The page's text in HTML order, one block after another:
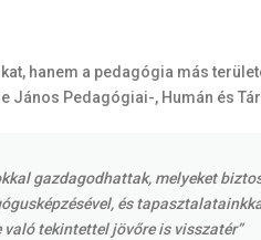
hanem a pedagógia más
János Pedagógiai-, Humán és
gazdagodhattak, melyeket
és
tekintettel jövőre is visszatér”